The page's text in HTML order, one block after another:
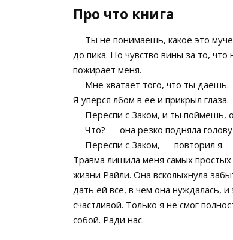
Про что книга
— Ты не понимаешь, какое это
до пика. Но чувство вины за то,
пожирает меня.
— Мне хватает того, что ты даешь.
Я уперся лбом в ее и прикрыл глаза.
— Переспи с Заком, и ты поймешь,
— Что? — она резко подняла голову
— Переспи с Заком, — повторил я.
Травма лишила меня самых
жизни Райли. Она всколыхнула
дать ей все, в чем она нуждалась,
счастливой. Только я не смог
собой. Ради нас.